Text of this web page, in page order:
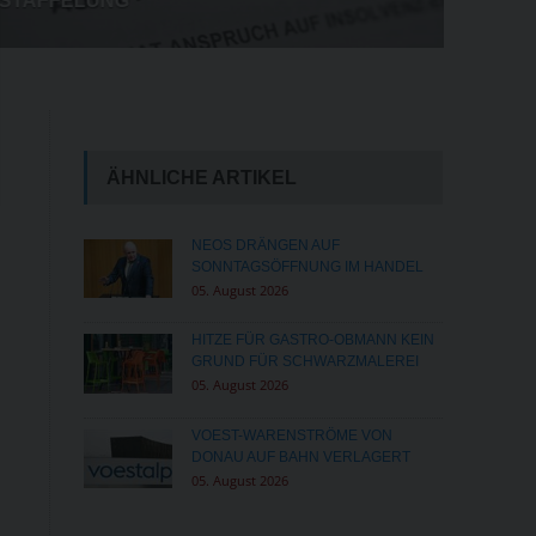
ÄHNLICHE ARTIKEL
NEOS DRÄNGEN AUF
SONNTAGSÖFFNUNG IM HANDEL
05. August 2026
HITZE FÜR GASTRO-OBMANN KEIN
GRUND FÜR SCHWARZMALEREI
05. August 2026
VOEST-WARENSTRÖME VON
DONAU AUF BAHN VERLAGERT
05. August 2026